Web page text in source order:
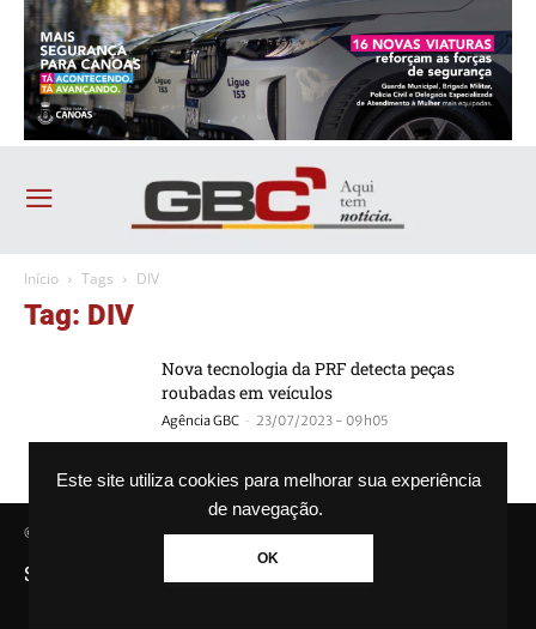
Este site utiliza cookies para melhorar sua experiência
de navegação.
OK
Início Tags DIV
Tag: DIV
Nova tecnologia da PRF detecta peças
roubadas em veículos
Agência GBC - 23/07/2023 - 09h05
© Agência GBC. Aqui tem notícia. Todos os direitos reservados.
SAIBA MAIS SOBRE A AGÊNCIA GBC